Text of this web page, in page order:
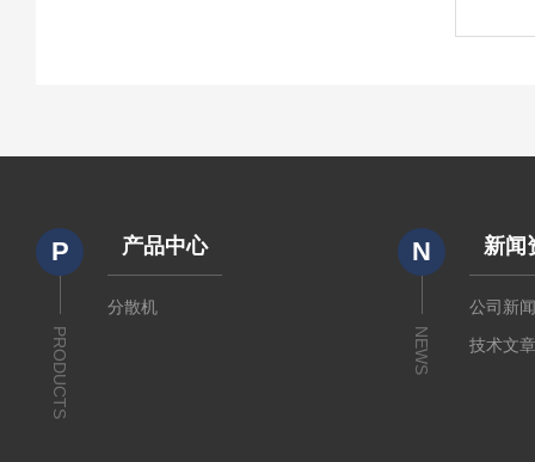
P
PRODUCTS
产品中心
分散机
N
NEWS
新闻
公司新
技术文